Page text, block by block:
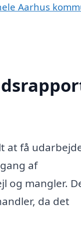
Aarhus
at få
af
og mangler.
da det